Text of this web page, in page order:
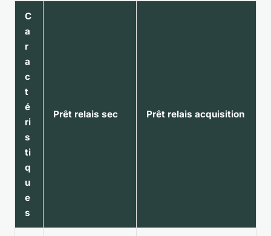
C
a
r
a
c
t
é
ri
s
ti
q
u
e
s
Prêt relais sec Prêt relais acquisition